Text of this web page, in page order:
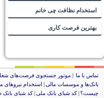
استخدام نظافت چی خانم
بهترین فرصت کاری
تماس با ما| موتور جستجوی فرصت‌های
بانک‌ها و موسسات مالی | استخدام‌ نیروهای
چیست؟| کد شبای بانک ملی | کد شبای بانک